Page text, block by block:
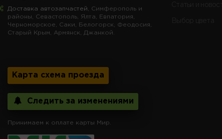
Доставка автозапчастей , Симферополь и
районы, Севастополь, Ялта, Евпатория,
Черноморское, Саки, Белогорск, Феодосия,
Старый Крым, Армянск, Джанкой.
Карта схема проезда
Следить за изменениями
Принимаем к оплате карты Мир.